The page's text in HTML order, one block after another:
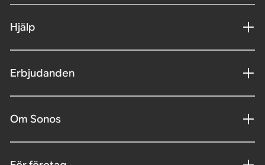
Hjälp
Erbjudanden
Om Sonos